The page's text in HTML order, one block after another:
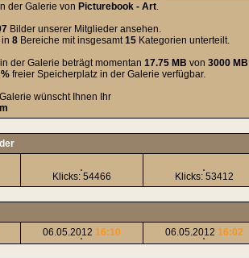
der Galerie von Picturebook - Art.
Bilder unserer Mitglieder ansehen.
8Bereiche mit insgesamt15Kategorien unterteilt.
der Galerie beträgt momentan 17.75 MB von 3000 MB
freier Speicherplatz in der Galerie verfügbar.
wünscht Ihnen Ihr
Klicks: 54466 Klicks: 53412
06.05.2012 16:10 06.05.2012 16:02